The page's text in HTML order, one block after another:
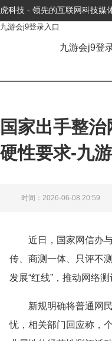
虎科技 - 领先的互联网科技媒
九游会j9登录入口
九游会j9登
国家出手整
硬性要求-九
时间：2026-06-08 20:59
近日，国家网信办
传、商测一体、只评不
发展“红线”，推动网络
新规明确将普通网
忧，相关部门回应称，